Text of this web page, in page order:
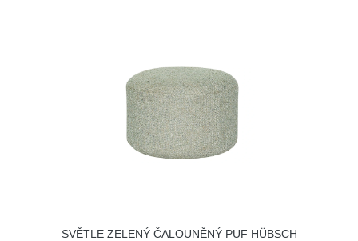
SVĚTLE ZELENÝ ČALOUNĚNÝ PUF HÜBSCH